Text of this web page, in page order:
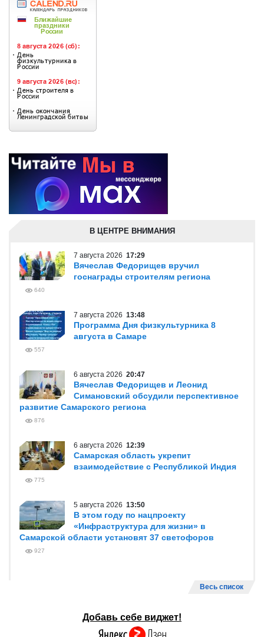
В ЦЕНТРЕ ВНИМАНИЯ
7 августа 2026 17:29
Вячеслав Федорищев вручил
госнаграды строителям региона
640
7 августа 2026 13:48
Программа Дня физкультурника 8
августа в Самаре
557
6 августа 2026 20:47
Вячеслав Федорищев и Леонид
Симановский обсудили перспективное
развитие Самарского региона
876
6 августа 2026 12:39
Самарская область укрепит
взаимодействие с Республикой Индия
775
5 августа 2026 13:50
В этом году по нацпроекту
«Инфраструктура для жизни» в
Самарской области установят 37 светофоров
927
Весь список
Добавь себе виджет!